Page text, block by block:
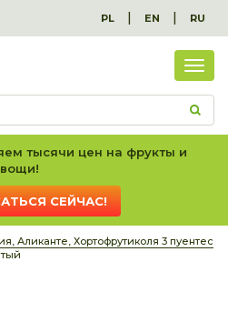
PL | EN | RU
вес
тысячи цен на фрукты и
СЕЙЧАС!
Аликанте, Хортофрутиколя 3 пуентес